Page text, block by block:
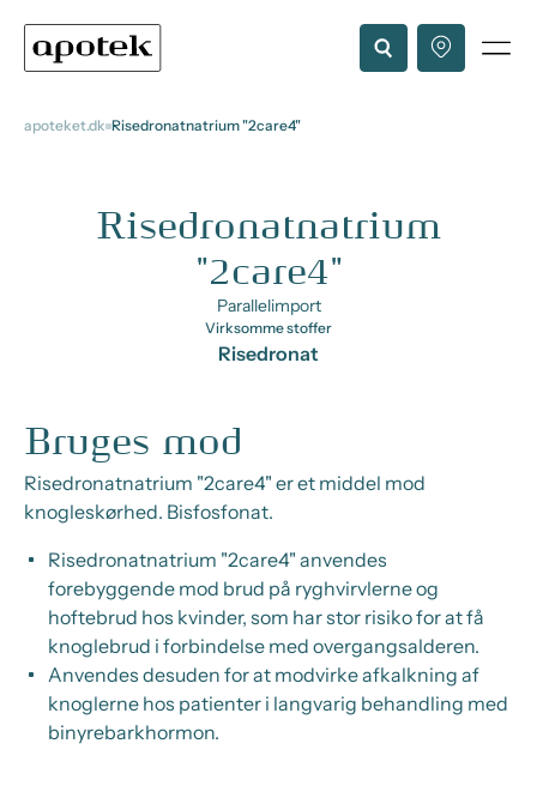
apoteket.dk Risedronatnatrium "2care4"
Risedronatnatrium
"2care4"
Parallelimport
Virksomme stoffer
Risedronat
Bruges mod
Risedronatnatrium "2care4" er et middel mod
knogleskørhed. Bisfosfonat.
Risedronatnatrium "2care4" anvendes
forebyggende mod brud på ryghvirvlerne og
hoftebrud hos kvinder, som har stor risiko for at få
knoglebrud i forbindelse med overgangsalderen.
Anvendes desuden for at modvirke afkalkning af
knoglerne hos patienter i langvarig behandling med
binyrebarkhormon.